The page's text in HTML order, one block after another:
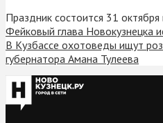
Праздник состоится 31
Фейковый глава Новокузнецка
В Кузбассе охотоведы ищут
губернатора Амана Тулеева